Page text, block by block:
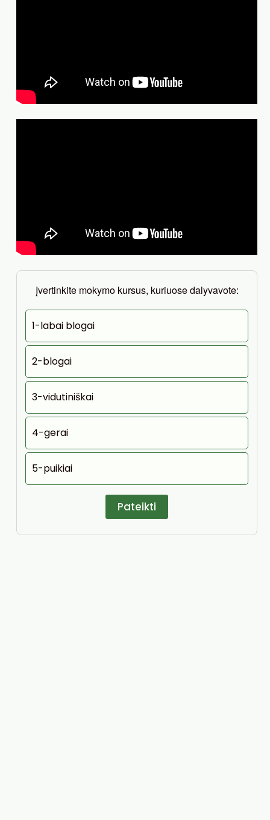
Įvertinkite mokymo kursus, kuriuose dalyvavote:
1-labai blogai
2-blogai
3-vidutiniškai
4-gerai
5-puikiai